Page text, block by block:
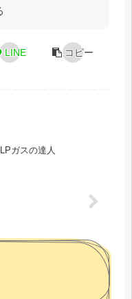
LINE コピー
ガスの達人